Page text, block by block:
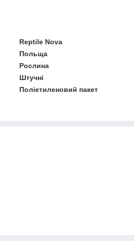
Reptile Nova
Польща
Рослина
Штучні
Поліетиленовий пакет